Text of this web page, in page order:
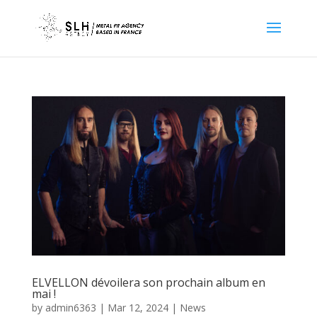
ELVELLON dévoilera son prochain album en
mai !
by admin6363 | Mar 12, 2024| News